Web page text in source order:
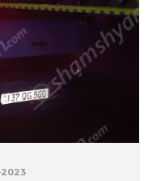
2023